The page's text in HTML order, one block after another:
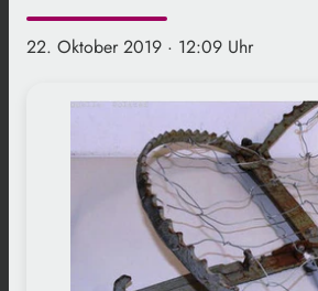
22. Oktober 2019 · 12:09 Uhr